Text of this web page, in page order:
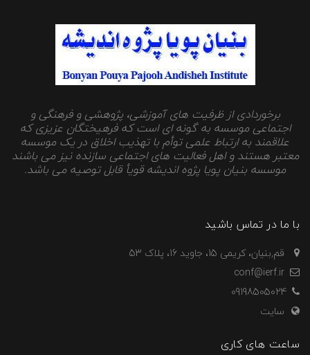
برخوردادی از ظرفیت های آموزشی، پژوهشی و فرهنگی و
اجتماعی موسسه به گونه ای است که فرهیختگان عزیزی که
علاقمند به ارتباط علمی توأم با تهذیب اخلاق در یک موسسه
معتبر هستند و اهل فعالیت های اجتماعی سازنده نیز می باشند
موسسه بنیان پویا پژوه اندیشه قویأ قابل توصیه می باشد.
با ما در تماس باشید
قم,بنیان، کریمی 15، جاوید 16، پلاک 53
09198505024
سایت
ساعت های کاری